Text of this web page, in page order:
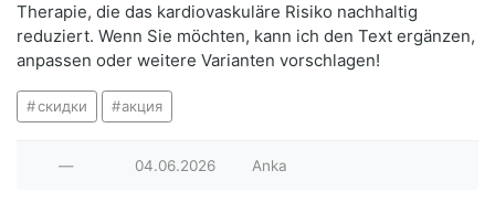
Therapie, die das kardiovaskuläre Risiko nachhaltig
reduziert. Wenn Sie möchten, kann ich den Text ergänzen,
anpassen oder weitere Varianten vorschlagen!
скидки акция
— 04.06.2026 Anka